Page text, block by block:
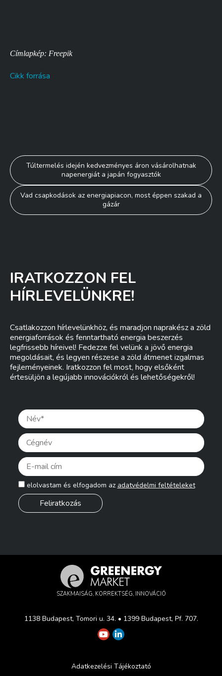
Címlapkép: Freepik
Cikk forrása
Bejegyzés
navigáció
Túltermelés idején kedvezményes áron vásárolhatnak
napenergiát a japán fogyasztók
Vad csapkodások az energiapiacon, most éppen szakad a
gázár
IRATKOZZON FEL
HÍRLEVELÜNKRE!
Csatlakozzon hírlevelünkhöz, és maradjon naprakész a zöld
energiaforrások és fenntartható energia beszerzés
legfrissebb híreivel! Fedezze fel velünk a jövő energia
megoldásait, és legyen részese a zöld átmenet izgalmas
fejleményeinek. Iratkozzon fel most, hogy elsőként
értesüljön a legújabb innovációkról és lehetőségekről!
elolvastam és elfogadom az adatvédelmi feltételeket
SZAKMAISÁG, KORREKTSÉG, INNOVÁCIÓ
1138 Budapest, Tomori u. 34. • 1399 Budapest, Pf. 707.
Adatkezelési Tájékoztató